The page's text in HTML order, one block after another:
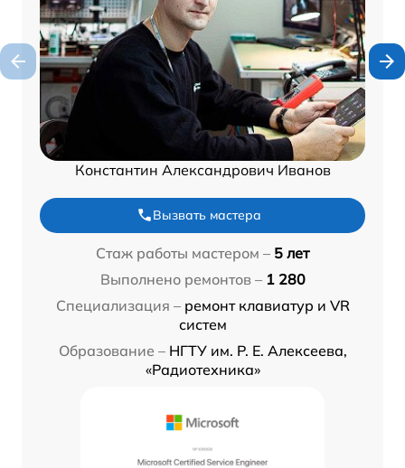
Константин Александрович Иванов
Вызвать мастера
Стаж работы мастером – 5 лет
Выполнено ремонтов – 1 280
Специализация – ремонт клавиатур и VR
систем
Образование – НГТУ им. Р. Е. Алексеева,
«Радиотехника»